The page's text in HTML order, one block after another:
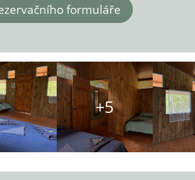
formuláře
+5